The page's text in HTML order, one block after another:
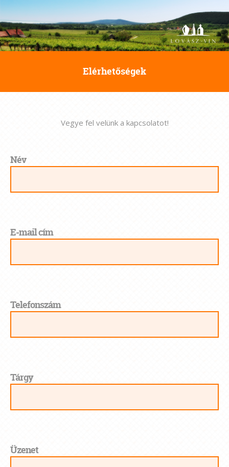
Elérhetőségek
Vegye fel velünk a kapcsolatot!
Név
E-mail cím
Telefonszám
Tárgy
Üzenet